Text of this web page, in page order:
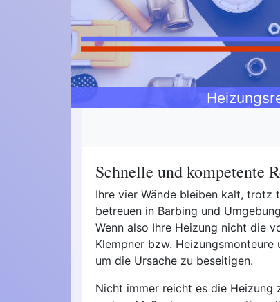
Schnelle und kompetente
Ihre vier Wände bleiben kalt, trotz
betreuen in Barbing und Umgebung
Wenn also Ihre Heizung nicht die
Klempner bzw.
um die Ursache zu beseitigen.
Nicht immer reicht es die Heizung